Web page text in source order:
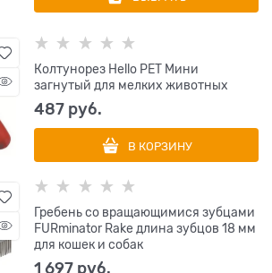
Колтунорез Hello PET Мини
загнутый для мелких животных
487 руб.
В КОРЗИНУ
Гребень со вращающимися зубцами
FURminator Rake длина зубцов 18 мм
для кошек и собак
1 697 руб.